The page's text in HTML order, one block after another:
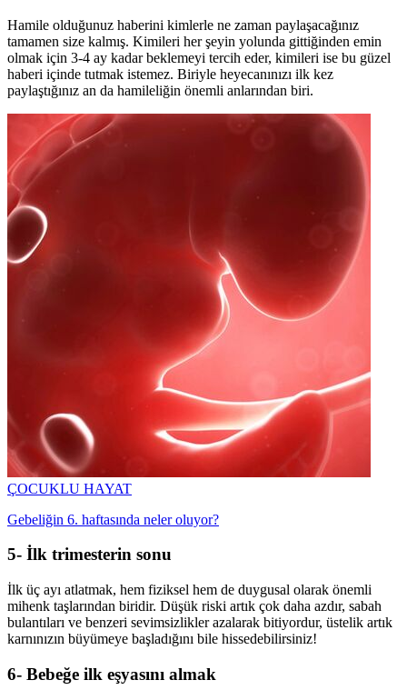
Hamile olduğunuz haberini kimlerle ne zaman paylaşacağınız
tamamen size kalmış. Kimileri her şeyin yolunda gittiğinden emin
olmak için 3-4 ay kadar beklemeyi tercih eder, kimileri ise bu güzel
haberi içinde tutmak istemez. Biriyle heyecanınızı ilk kez
paylaştığınız an da hamileliğin önemli anlarından biri.
ÇOCUKLU HAYAT
Gebeliğin 6. haftasında neler oluyor?
5- İlk trimesterin sonu
İlk üç ayı atlatmak, hem fiziksel hem de duygusal olarak önemli
mihenk taşlarından biridir. Düşük riski artık çok daha azdır, sabah
bulantıları ve benzeri sevimsizlikler azalarak bitiyordur, üstelik artık
karnınızın büyümeye başladığını bile hissedebilirsiniz!
6- Bebeğe ilk eşyasını almak